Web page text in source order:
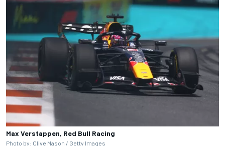
Max Verstappen, Red Bull Racing
Photo by: Clive Mason / Getty Images